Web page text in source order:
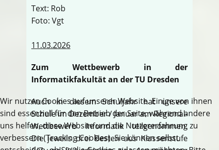
Text: Rob
Foto: Vgt
11.03.2026
Zum Wettbewerb in der
Informatikfakultät an der TU Dresden
Auch in diesem Schuljahr hat unsere
Schule im Dezember / Januar am Regional-
Wettbewerb Informatik teilgenommen.
Die jeweils drei Besten aus Klassenstufe
Wir nutzen Cookies auf unserer Website. Einige von ihnen
sind essenziell für den Betrieb der Seite, während andere
uns helfen, diese Website und die Nutzererfahrung zu
verbessern (Tracking Cookies). Sie können selbst